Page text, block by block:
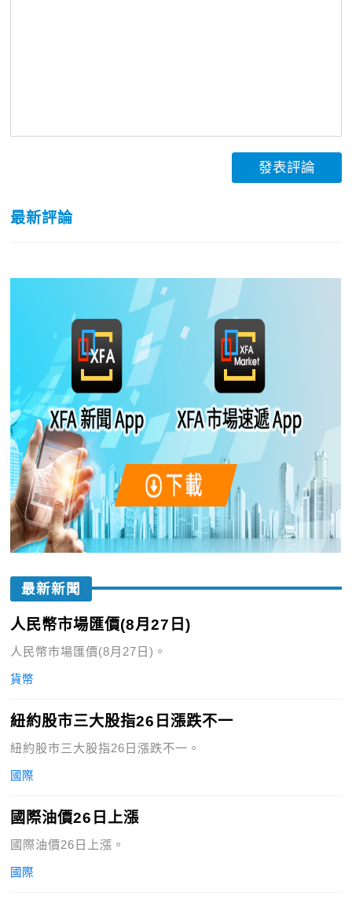
發表評論
最新評論
最新新聞
人民幣市場匯價(8月27日)
人民幣市場匯價(8月27日)。
貨幣
紐約股市三大股指26日漲跌不一
紐約股市三大股指26日漲跌不一。
國際
國際油價26日上漲
國際油價26日上漲。
國際